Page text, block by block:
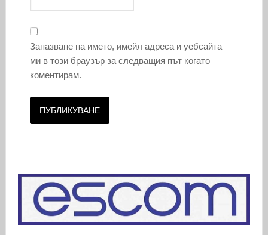
Запазване на името, имейл адреса и уебсайта
ми в този браузър за следващия път когато
коментирам.